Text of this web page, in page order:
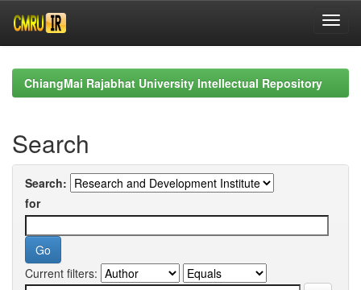
navigationChiangMai Rajabhat University Intellectual Repository
Search
Search:
for
Current filters: